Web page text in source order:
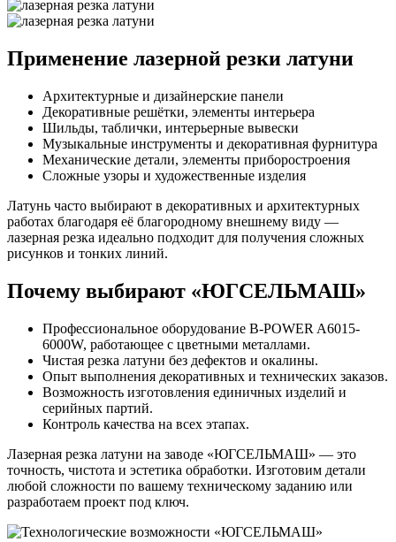
Применение лазерной резки латуни
Архитектурные и дизайнерские панели
Декоративные решётки, элементы интерьера
Шильды, таблички, интерьерные вывески
Музыкальные инструменты и декоративная фурнитура
Механические детали, элементы приборостроения
Сложные узоры и художественные изделия
Латунь часто выбирают в декоративных и архитектурных
работах благодаря её благородному внешнему виду —
лазерная резка идеально подходит для получения сложных
рисунков и тонких линий.
Почему выбирают «‎ЮГСЕЛЬМАШ»
Профессиональное оборудование B-POWER A6015-
6000W, работающее с цветными металлами.
Чистая резка латуни без дефектов и окалины.
Опыт выполнения декоративных и технических заказов.
Возможность изготовления единичных изделий и
серийных партий.
Контроль качества на всех этапах.
Лазерная резка латуни на заводе «ЮГСЕЛЬМАШ» — это
точность, чистота и эстетика обработки. Изготовим детали
любой сложности по вашему техническому заданию или
разработаем проект под ключ.